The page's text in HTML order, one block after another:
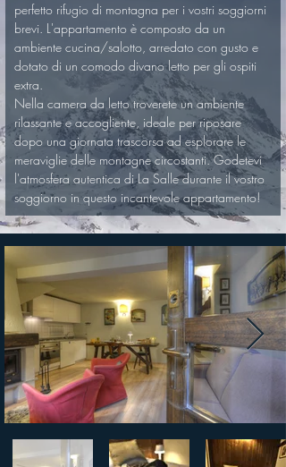
perfetto rifugio di montagna per i vostri soggiorni
brevi. L'appartamento è composto da un
ambiente cucina/salotto, arredato con gusto e
dotato di un comodo divano letto per gli ospiti
extra.
Nella camera da letto troverete un ambiente
rilassante e accogliente, ideale per riposare
dopo una giornata trascorsa ad esplorare le
meraviglie delle montagne circostanti. Godetevi
l'atmosfera autentica di La Salle durante il vostro
soggiorno in questo incantevole appartamento!